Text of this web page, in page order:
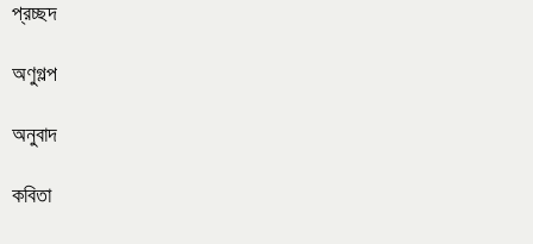
প্রচ্ছদ
অণুগল্প
অনুবাদ
কবিতা